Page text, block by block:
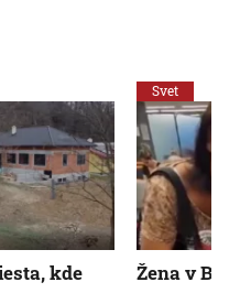
kde
Svet
Žena v